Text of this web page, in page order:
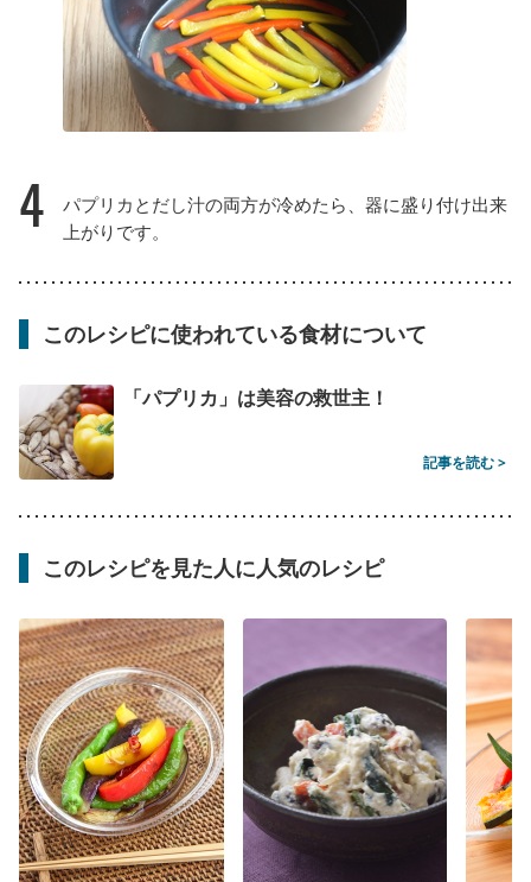
4
パプリカとだし汁の両方が冷めたら、器に盛り付け出来
上がりです。
このレシピに使われている食材について
「パプリカ」は美容の救世主！
記事を読む >
このレシピを見た人に人気のレシピ